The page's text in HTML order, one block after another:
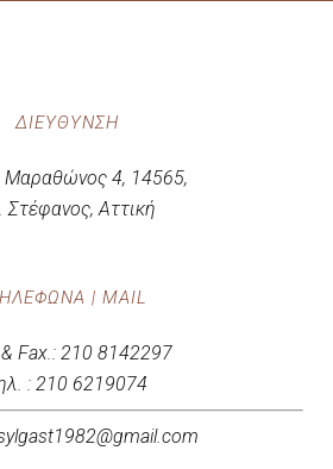
ΔΙΕΎΘΥΝΣΗ
4, 14565,
Στέφανος, Αττική
| MAIL
Fax.: 210 8142297
: 210 6219074